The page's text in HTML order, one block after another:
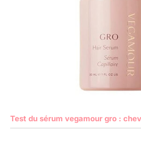
Test du sérum vegamour gro :